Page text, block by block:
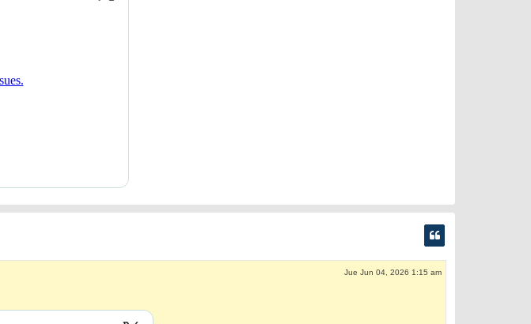
Jue Jun 04, 2026 1:15 am